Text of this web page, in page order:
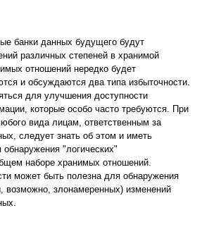
банки данных будущего будут
различных степеней в хранимой
отношений нередко будет
и обсуждаются два типа избыточности.
для улучшения доступности
которые особо часто требуются. При
вида лицам, ответственным за
следует знать об этом и иметь
"логических"
наборе хранимых отношений.
может быть полезна для обнаружения
возможно, злонамеренных) изменений